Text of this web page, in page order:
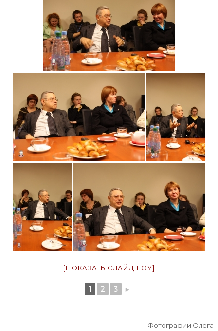
[ПОКАЗАТЬ СЛАЙДШОУ]
1 2 3 ►
Фотографии Олега